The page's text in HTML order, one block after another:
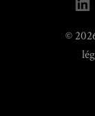
©